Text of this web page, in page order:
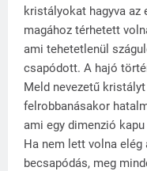
kristályokat hagyva az
magához térhetett
ami tehetetlenül
csapódott. A hajó
Meld nevezetű
felrobbanásakor
ami egy dimenzió
Ha nem lett volna elég
becsapódás, meg